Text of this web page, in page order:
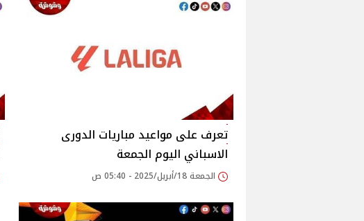
تعرف على مواعيد مباريات الدورى
الاسباني اليوم الجمعة
الجمعة 18/أبريل/2025 - 05:40 ص